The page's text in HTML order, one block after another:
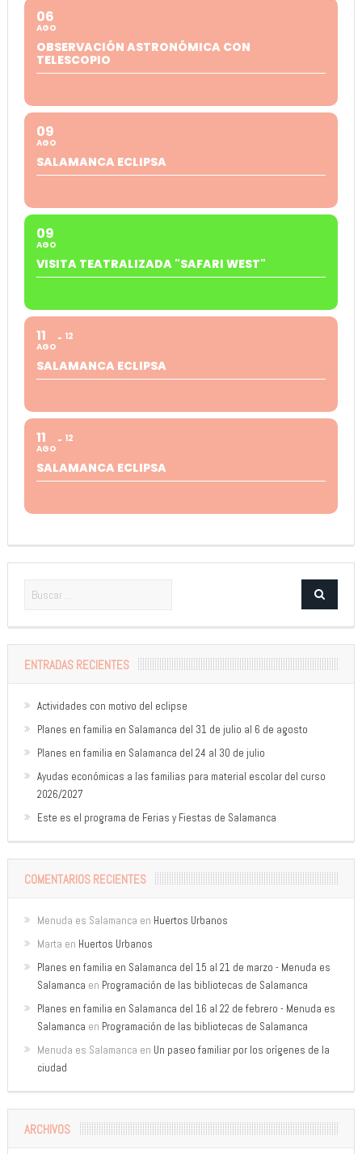
06
AGO
OBSERVACIÓN ASTRONÓMICA CON
TELESCOPIO
09
AGO
SALAMANCA ECLIPSA
09
AGO
VISITA TEATRALIZADA "SAFARI WEST"
11
AGO
12
SALAMANCA ECLIPSA
11
AGO
12
SALAMANCA ECLIPSA
ENTRADAS RECIENTES
Actividades con motivo del eclipse
Planes en familia en Salamanca del 31 de julio al 6 de agosto
Planes en familia en Salamanca del 24 al 30 de julio
Ayudas económicas a las familias para material escolar del curso
2026/2027
Este es el programa de Ferias y Fiestas de Salamanca
COMENTARIOS RECIENTES
Menuda es Salamanca en Huertos Urbanos
Marta en Huertos Urbanos
Planes en familia en Salamanca del 15 al 21 de marzo - Menuda es
Salamanca en Programación de las bibliotecas de Salamanca
Planes en familia en Salamanca del 16 al 22 de febrero - Menuda es
Salamanca en Programación de las bibliotecas de Salamanca
Menuda es Salamanca en Un paseo familiar por los orígenes de la
ciudad
ARCHIVOS